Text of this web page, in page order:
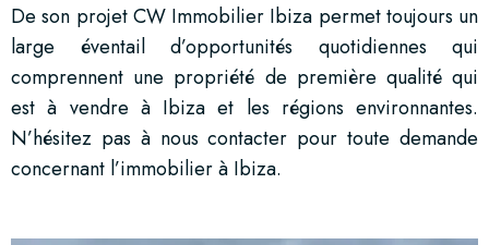
De son projet CW Immobilier Ibiza permet toujours un
large éventail d’opportunités quotidiennes qui
comprennent une propriété de première qualité qui
est à vendre à Ibiza et les régions environnantes.
N’hésitez pas à nous contacter pour toute demande
concernant l’immobilier à Ibiza.